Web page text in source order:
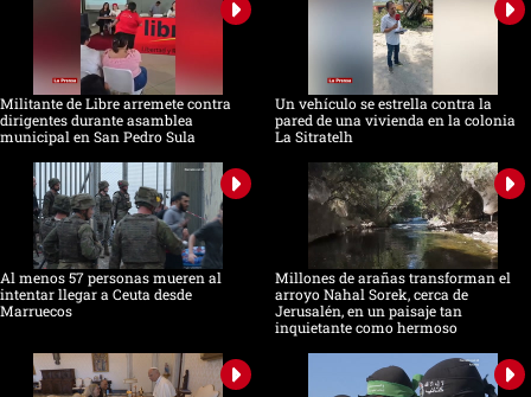
Militante de Libre arremete contra
dirigentes durante asamblea
municipal en San Pedro Sula
Un vehículo se estrella contra la
pared de una vivienda en la colonia
La Sitratelh
Al menos 57 personas mueren al
intentar llegar a Ceuta desde
Marruecos
Millones de arañas transforman el
arroyo Nahal Sorek, cerca de
Jerusalén, en un paisaje tan
inquietante como hermoso